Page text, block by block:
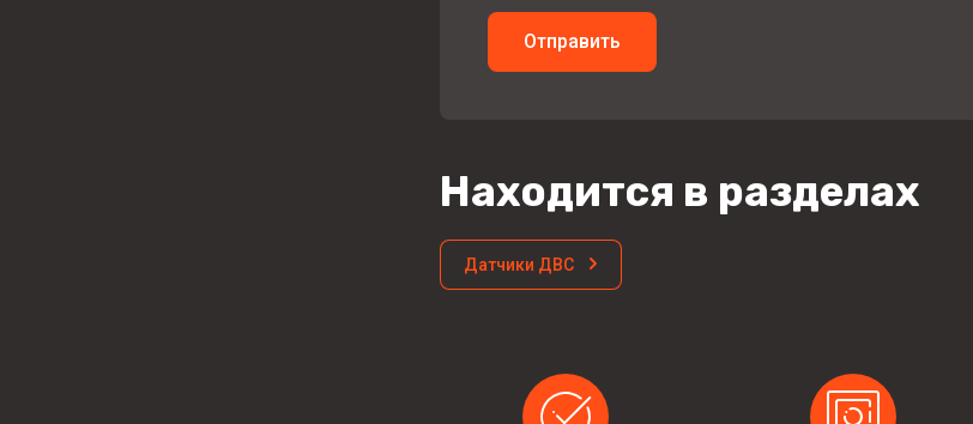
Отправить
Находится в разделах
Датчики ДВС